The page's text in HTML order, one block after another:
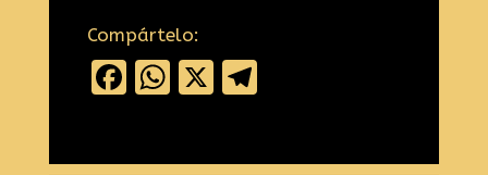
Compártelo:
Facebook
WhatsApp
X Telegram